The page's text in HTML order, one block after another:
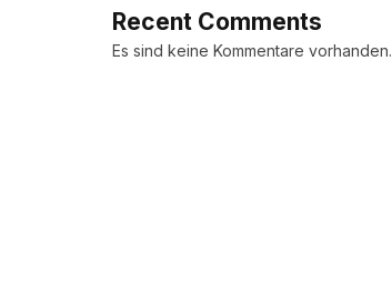
Recent Comments
Es sind keine Kommentare vorhanden.